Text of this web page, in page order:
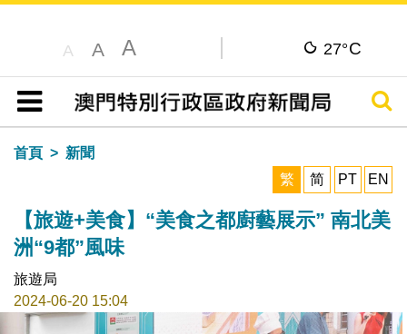
A A A 27°C
目錄
搜尋
首頁
新聞
繁
简 PT EN
【旅遊+美食】“美食之都廚藝展示” 南北美
洲“9都”風味
旅遊局
2024-06-20 15:04